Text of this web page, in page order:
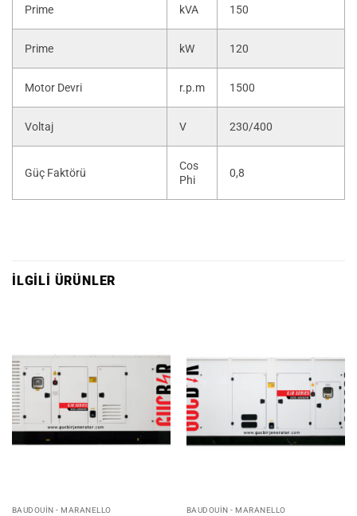
Prime kVA 150
Prime kW 120
Motor Devri r.p.m 1500
Voltaj V 230/400
Güç Faktörü
Cos
Phi
0,8
İLGILI ÜRÜNLER
BAUDOUIN - MARANELLO BAUDOUIN - MARANELLO